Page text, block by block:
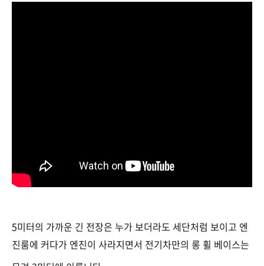
5미터의 가까운 긴 전장은 누가 보더라도 세단처럼 보이고 엔
진룸에 커다가 엔진이 사라지면서 전기차만의 롱 휠 베이스는